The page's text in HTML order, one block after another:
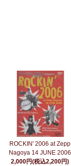
ROCKIN' 2006 at Zepp
Nagoya 14 JUNE 2006
2,000円(税込2,200円)